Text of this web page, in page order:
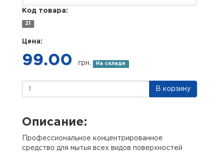
Код товара:
21
Цена:
99.00 грн. На складе
В корзину
Описание:
Профессиональное концентрированное
средство для мытья всех видов поверхностей